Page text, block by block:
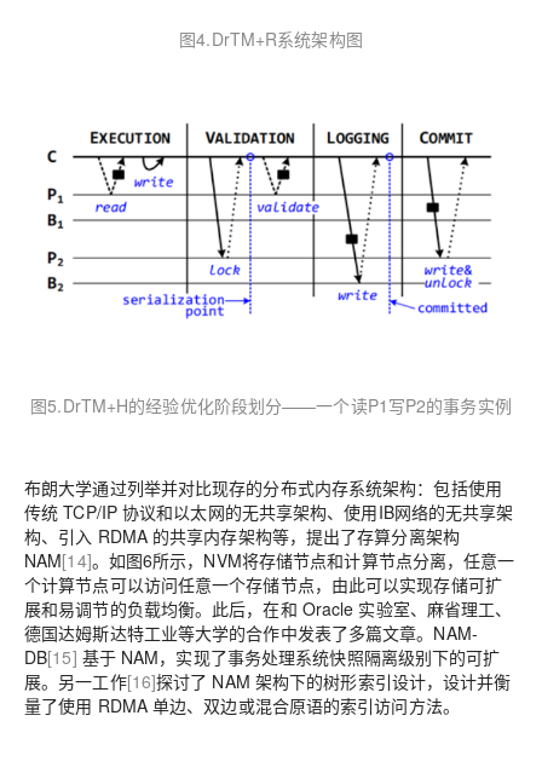
图4.DrTM+R系统架构图
图5.DrTM+H的经验优化阶段划分——一个读P1写P2的事务实例
布朗大学通过列举并对比现存的分布式内存系统架构：包括使用
传统 TCP/IP 协议和以太网的无共享架构、使用IB网络的无共享架
构、引入 RDMA 的共享内存架构等，提出了存算分离架构
NAM[14]。如图6所示，NVM将存储节点和计算节点分离，任意一
个计算节点可以访问任意一个存储节点，由此可以实现存储可扩
展和易调节的负载均衡。此后，在和 Oracle 实验室、麻省理工、
德国达姆斯达特工业等大学的合作中发表了多篇文章。NAM-
DB[15] 基于 NAM，实现了事务处理系统快照隔离级别下的可扩
展。另一工作[16]探讨了 NAM 架构下的树形索引设计，设计并衡
量了使用 RDMA 单边、双边或混合原语的索引访问方法。